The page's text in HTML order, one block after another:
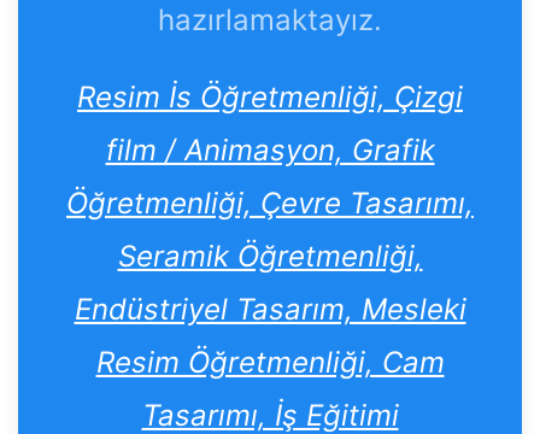
hazırlamaktayız.
Resim İs Öğretmenliği, Çizgi
film / Animasyon, Grafik
Öğretmenliği, Çevre Tasarımı,
Seramik Öğretmenliği,
Endüstriyel Tasarım, Mesleki
Resim Öğretmenliği, Cam
Tasarımı, İş Eğitimi